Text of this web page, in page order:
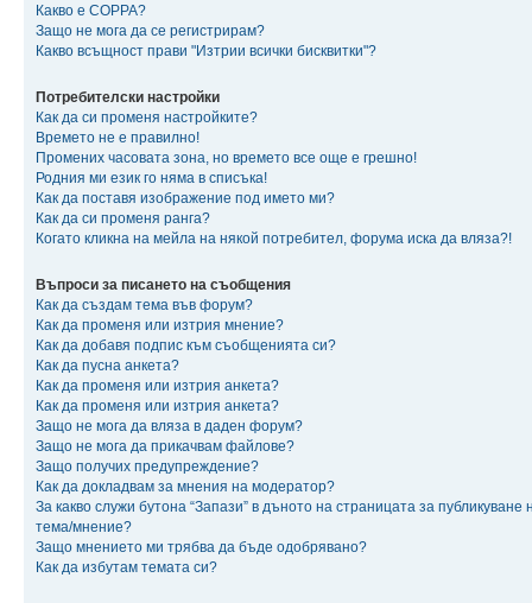
Какво е COPPA?
Защо не мога да се регистрирам?
Какво всъщност прави "Изтрии всички бисквитки"?
Потребителски настройки
Как да си променя настройките?
Времето не е правилно!
Промених часовата зона, но времето все още е грешно!
Родния ми език го няма в списъка!
Как да поставя изображение под името ми?
Как да си променя ранга?
Когато кликна на мейла на някой потребител, форума иска да вляза?!
Въпроси за писането на съобщения
Как да създам тема във форум?
Как да променя или изтрия мнение?
Как да добавя подпис към съобщенията си?
Как да пусна анкета?
Как да променя или изтрия анкета?
Как да променя или изтрия анкета?
Защо не мога да вляза в даден форум?
Защо не мога да прикачвам файлове?
Защо получих предупреждение?
Как да докладвам за мнения на модератор?
За какво служи бутона “Запази” в дъното на страницата за публикуване
тема/мнение?
Защо мнението ми трябва да бъде одобрявано?
Как да избутам темата си?